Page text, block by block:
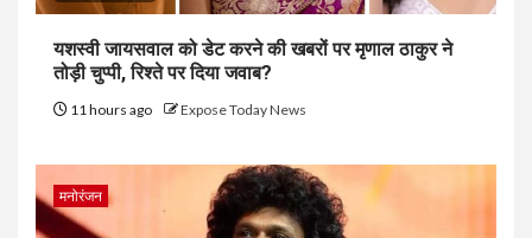
यशस्वी जायसवाल को डेट करने की खबरों पर मृणाल ठाकुर ने
तोड़ी चुप्पी, रिश्ते पर दिया जवाब?
11 hours ago Expose Today News
मनोरंजन